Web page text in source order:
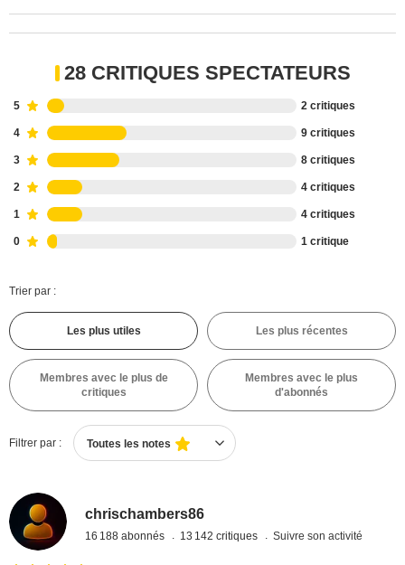
28 CRITIQUES SPECTATEURS
5 2 critiques
4 9 critiques
3 8 critiques
2 4 critiques
1 4 critiques
0 1 critique
Trier par :
Les plus utiles Les plus récentes
Membres avec le plus de
critiques
Membres avec le plus
d'abonnés
Filtrer par : Toutes les notes
chrischambers86
16 188 abonnés 13 142 critiques Suivre son activité